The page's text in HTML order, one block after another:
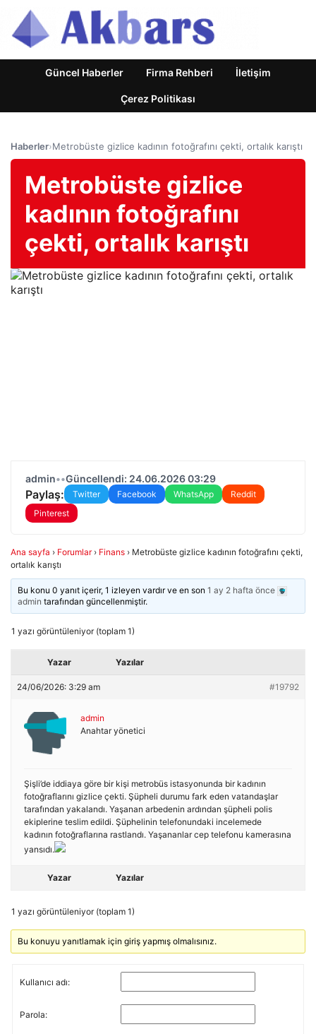
Güncel Haberler Firma Rehberi İletişim
Çerez Politikası
Haberler›Metrobüste gizlice kadının fotoğrafını çekti, ortalık karıştı
Metrobüste gizlice
kadının fotoğrafını
çekti, ortalık karıştı
admin••Güncellendi: 24.06.2026 03:29
Paylaş: Twitter Facebook WhatsApp
Reddit
Pinterest
Ana sayfa › Forumlar › Finans › Metrobüste gizlice kadının fotoğrafını çekti,
ortalık karıştı
Bu konu 0 yanıt içerir, 1 izleyen vardır ve en son1 ay 2 hafta önce
admin tarafından güncellenmiştir.
1 yazı görüntüleniyor (toplam 1)
Yazar Yazılar
24/06/2026: 3:29 am #19792
admin
Anahtar yönetici
Şişli’de iddiaya göre bir kişi metrobüs istasyonunda bir kadının
fotoğraflarını gizlice çekti. Şüpheli durumu fark eden vatandaşlar
tarafından yakalandı. Yaşanan arbedenin ardından şüpheli polis
ekiplerine teslim edildi. Şüphelinin telefonundaki incelemede
kadının fotoğraflarına rastlandı. Yaşananlar cep telefonu kamerasına
yansıdı.
Yazar Yazılar
1 yazı görüntüleniyor (toplam 1)
Bu konuyu yanıtlamak için giriş yapmış olmalısınız.
Kullanıcı adı:
Parola: